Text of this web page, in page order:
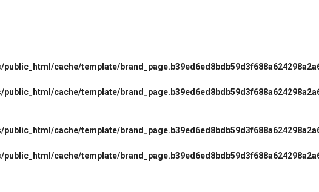
cache/template/
cache/template/
cache/template/
cache/template/